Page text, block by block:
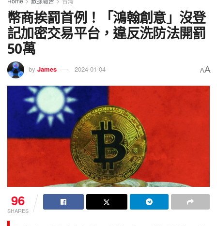
幣商挨罰首例！「鴻翰創意」沒登
記加密交易平台，違反洗防法開罰
50萬
by James 2024-01-04 AA
96
SHARES